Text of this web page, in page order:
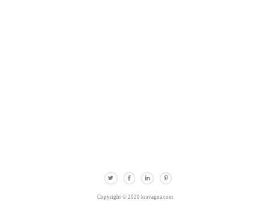
Copyright © 2020 kravagna.com